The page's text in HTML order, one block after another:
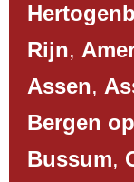
Rijn,
Assen,
Bergen
Bussum,